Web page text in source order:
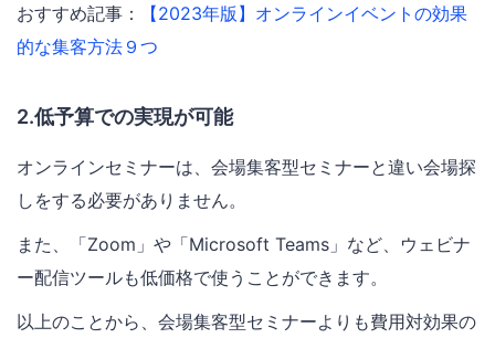
おすすめ記事：
【2023年版】オンラインイベントの効果
的な集客方法９つ
2.低予算での実現が可能
オンラインセミナーは、会場集客型セミナーと違い会場探
しをする必要がありません。
また、「Zoom」や「Microsoft Teams」など、ウェビナ
ー配信ツールも低価格で使うことができます。
以上のことから、会場集客型セミナーよりも費用対効果の